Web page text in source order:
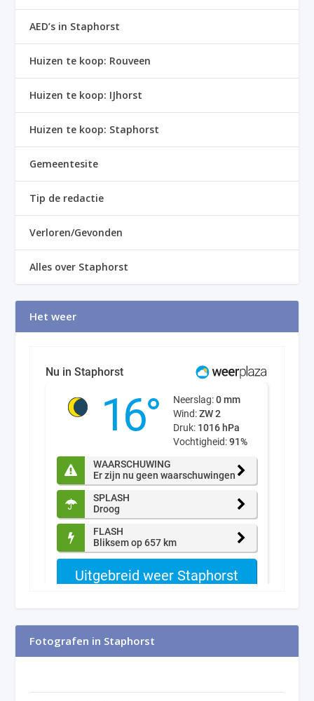
AED’s in Staphorst
Huizen te koop: Rouveen
Huizen te koop: IJhorst
Huizen te koop: Staphorst
Gemeentesite
Tip de redactie
Verloren/Gevonden
Alles over Staphorst
Het weer
Fotografen in Staphorst